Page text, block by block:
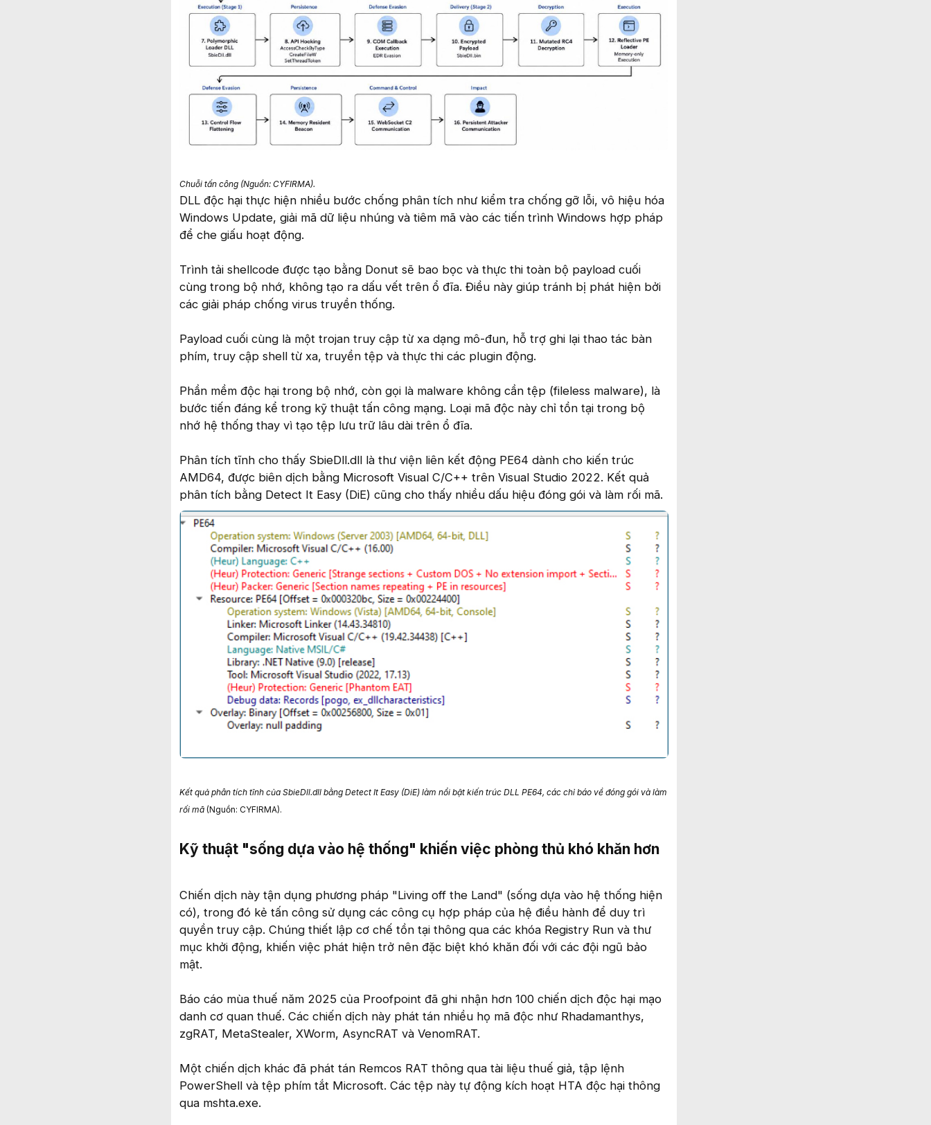
Chuỗi tấn công (Nguồn: CYFIRMA).
DLL độc hại thực hiện nhiều bước chống phân tích như kiểm tra chống gỡ lỗi, vô hiệu hóa
Windows Update, giải mã dữ liệu nhúng và tiêm mã vào các tiến trình Windows hợp pháp
để che giấu hoạt động.
Trình tải shellcode được tạo bằng Donut sẽ bao bọc và thực thi toàn bộ payload cuối
cùng trong bộ nhớ, không tạo ra dấu vết trên ổ đĩa. Điều này giúp tránh bị phát hiện bởi
các giải pháp chống virus truyền thống.
Payload cuối cùng là một trojan truy cập từ xa dạng mô-đun, hỗ trợ ghi lại thao tác bàn
phím, truy cập shell từ xa, truyền tệp và thực thi các plugin động.
Phần mềm độc hại trong bộ nhớ, còn gọi là malware không cần tệp (fileless malware), là
bước tiến đáng kể trong kỹ thuật tấn công mạng. Loại mã độc này chỉ tồn tại trong bộ
nhớ hệ thống thay vì tạo tệp lưu trữ lâu dài trên ổ đĩa.
Phân tích tĩnh cho thấy SbieDll.dll là thư viện liên kết động PE64 dành cho kiến trúc
AMD64, được biên dịch bằng Microsoft Visual C/C++ trên Visual Studio 2022. Kết quả
phân tích bằng Detect It Easy (DiE) cũng cho thấy nhiều dấu hiệu đóng gói và làm rối mã.
Kết quả phân tích tĩnh của SbieDll.dll bằng Detect It Easy (DiE) làm nổi bật kiến trúc DLL PE64, các chỉ báo về đóng gói và làm
rối mã (Nguồn: CYFIRMA).
Kỹ thuật "sống dựa vào hệ thống" khiến việc phòng thủ khó khăn hơn
Chiến dịch này tận dụng phương pháp "Living off the Land" (sống dựa vào hệ thống hiện
có), trong đó kẻ tấn công sử dụng các công cụ hợp pháp của hệ điều hành để duy trì
quyền truy cập. Chúng thiết lập cơ chế tồn tại thông qua các khóa Registry Run và thư
mục khởi động, khiến việc phát hiện trở nên đặc biệt khó khăn đối với các đội ngũ bảo
mật.
Báo cáo mùa thuế năm 2025 của Proofpoint đã ghi nhận hơn 100 chiến dịch độc hại mạo
danh cơ quan thuế. Các chiến dịch này phát tán nhiều họ mã độc như Rhadamanthys,
zgRAT, MetaStealer, XWorm, AsyncRAT và VenomRAT.
Một chiến dịch khác đã phát tán Remcos RAT thông qua tài liệu thuế giả, tập lệnh
PowerShell và tệp phím tắt Microsoft. Các tệp này tự động kích hoạt HTA độc hại thông
qua mshta.exe.